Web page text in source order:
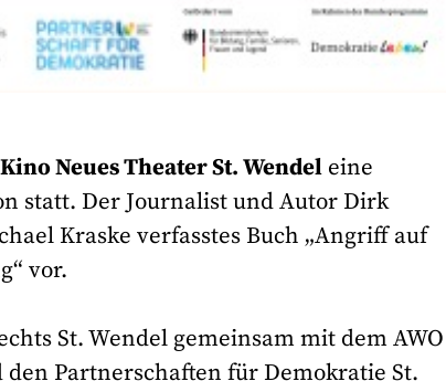
Kino Neues Theater St. Wendel eine
statt. Der Journalist und Autor Dirk
Kraske verfasstes Buch „Angriff auf
vor.
St. Wendel gemeinsam mit dem AWO
den Partnerschaften für Demokratie St.